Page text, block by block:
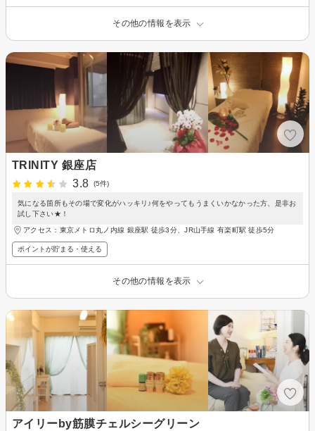
その他の情報を表示
TRINITY 銀座店
3.8
(5件)
気になる箇所もその場で変化がハッキリ♪何をやってもうまくいかなかった方、是非お
試し下さい★！
アクセス：東京メトロ丸ノ内線 銀座駅 徒歩3分、JR山手線 有楽町駅 徒歩5分
ポイントが貯まる・使える
その他の情報を表示
アイリーby筋膜チェルシーグリーン